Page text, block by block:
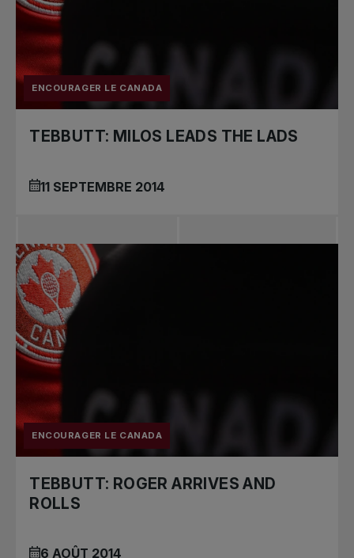
ENCOURAGER LE CANADA
TEBBUTT: MILOS LEADS THE LADS
11 SEPTEMBRE 2014
ENCOURAGER LE CANADA
TEBBUTT: ROGER ARRIVES AND
ROLLS
6 AOÛT 2014